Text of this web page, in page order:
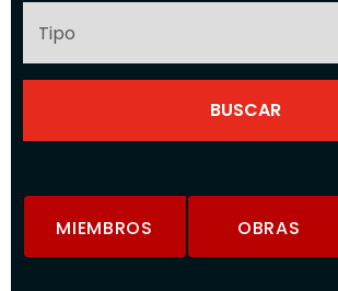
MIEMBROS OBRAS